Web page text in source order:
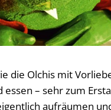
die Olchis mit
essen – sehr zum
aufräumen